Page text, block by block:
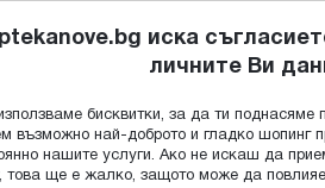
ГРИЖА ЗА МАЙКАТА И ДЕТЕТО
иска
личните Ви
бисквитки, за да ти поднасяме
възможно най-доброто и гладко шопинг
нашите услуги. Ако не искаш да
това ще е жалко, защото може да повлияе